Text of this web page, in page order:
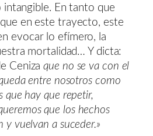
En tanto que
en este trayecto, este
evocar lo efímero, la
mortalidad… Y dicta:
Cenizaque no se va con el
entre nosotros como
que hay que repetir,
que los hechos
y vuelvan a suceder.»